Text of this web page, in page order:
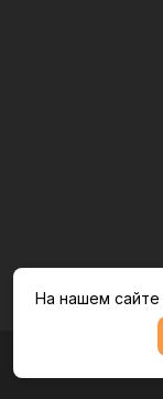
На нашем